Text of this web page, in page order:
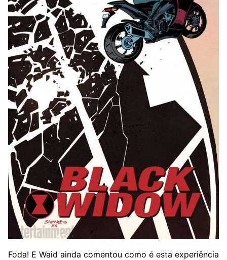
Foda! E Waid ainda comentou como é esta experiência